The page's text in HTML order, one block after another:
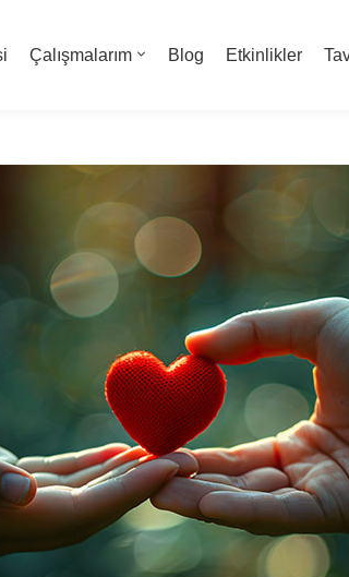
Çalışmalarım Blog Etkinlikler